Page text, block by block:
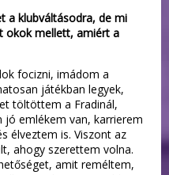
a klubváltásodra, de mi
okok mellett, amiért a
focizni, imádom a
játékban legyek,
töltöttem a Fradinál,
jó emlékem van, karrierem
élveztem is. Viszont az
ahogy szerettem volna.
amit reméltem,